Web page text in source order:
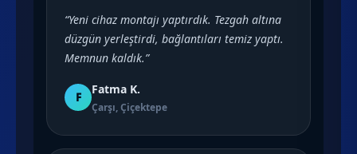
“Yeni cihaz montajı yaptırdık. Tezgah altına
düzgün yerleştirdi, bağlantıları temiz yaptı.
Memnun kaldık.”
F
Fatma K.
Çarşı, Çiçektepe